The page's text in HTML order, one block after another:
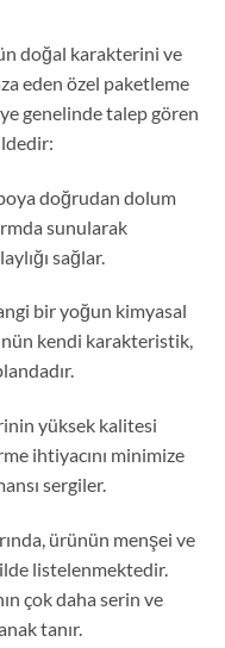
doğal karakterini ve
eden özel paketleme
genelinde talep gören
doğrudan dolum
sunularak
sağlar.
bir yoğun kimyasal
kendi karakteristik,
yüksek kalitesi
ihtiyacını minimize
sergiler.
ürünün menşei ve
listelenmektedir.
çok daha serin ve
tanır.